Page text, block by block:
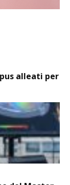
alleati per